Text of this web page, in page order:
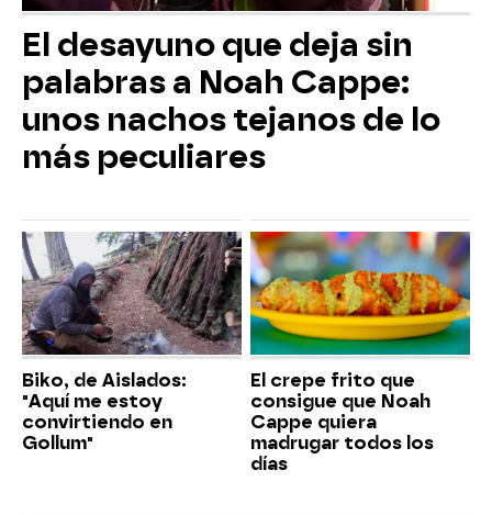
El desayuno que deja sin
palabras a Noah Cappe:
unos nachos tejanos de lo
más peculiares
Biko, de Aislados:
"Aquí me estoy
convirtiendo en
Gollum"
El crepe frito que
consigue que Noah
Cappe quiera
madrugar todos los
días